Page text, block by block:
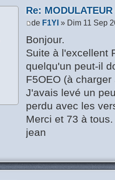
Re:
de F1YI » Dim 11 Sep
Bonjour.
Suite à l'excellent
quelqu'un peut-il
F5OEO (à
J'avais levé un
perdu avec les
Merci et 73 à tous.
jean